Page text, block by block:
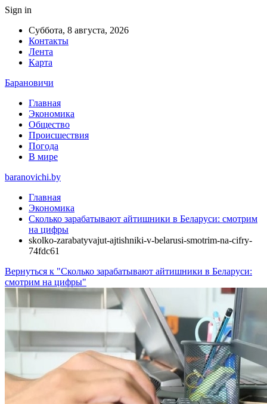
Sign in
Суббота, 8 августа, 2026
Контакты
Лента
Карта
Барановичи
Главная
Экономика
Общество
Происшествия
Погода
В мире
baranovichi.by
Главная
Экономика
Сколько зарабатывают айтишники в Беларуси: смотрим
на цифры
skolko-zarabatyvajut-ajtishniki-v-belarusi-smotrim-na-cifry-
74fdc61
Вернуться к "Сколько зарабатывают айтишники в Беларуси:
смотрим на цифры"